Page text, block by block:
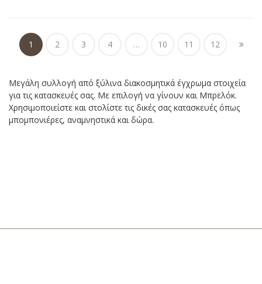
1 2 3 4 … 10 11 12
Μεγάλη συλλογή από ξύλινα διακοσμητικά έγχρωμα στοιχεία
για τις κατασκευές σας. Με επιλογή να γίνουν και Μπρελόκ.
Χρησιμοποιείστε και στολίστε τις δικές σας κατασκευές όπως
μπομπονιέρες, αναμνηστικά και δώρα.